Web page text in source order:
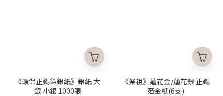
《環保正錫箔銀紙》銀紙 大
銀 小銀 1000張
《祭祖》蓮花金/蓮花銀 正錫
箔金紙(6支)